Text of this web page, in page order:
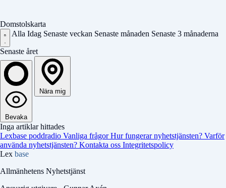
Domstolskarta
Alla Idag Senaste veckan Senaste månaden Senaste 3 månaderna
Senaste året
Bevaka
Nära mig
Inga artiklar hittades
Lexbase poddradio Vanliga frågorHur fungerar nyhetstjänsten? Varför
använda nyhetstjänsten? Kontakta oss Integritetspolicy
Lex base
Allmänhetens Nyhetstjänst